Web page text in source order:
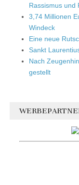
Rassismus und
3,74 Millionen
Windeck
Eine neue
Sankt
Nach
gestellt